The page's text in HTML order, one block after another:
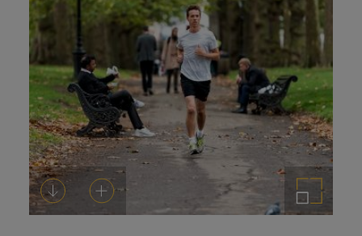
DescargarAñadir al carrito Ampliar imagen